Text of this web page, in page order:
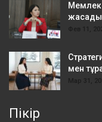
Фев 11,
мен
Мар 31,
Пікір